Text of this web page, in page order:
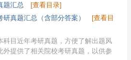
题汇总
[查看目录]
真题汇总（含部分答案）
[查看目
科目近年考研真题，方便了解出题风
外提供了相关院校考研真题，以供参